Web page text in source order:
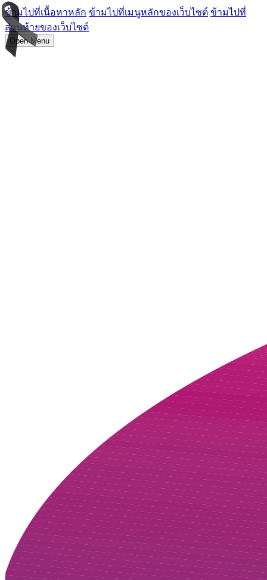
ข้ามไปที่เนื้อหาหลัก ข้ามไปที่เมนูหลักของเว็บไซต์ ข้ามไปที่
ส่วนท้ายของเว็บไซต์
Open Menu